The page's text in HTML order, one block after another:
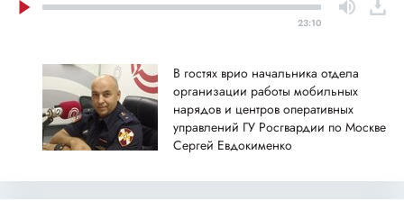
23:10
В гостях врио начальника отдела
организации работы мобильных
нарядов и центров оперативных
управлений ГУ Росгвардии по Москве
Сергей Евдокименко